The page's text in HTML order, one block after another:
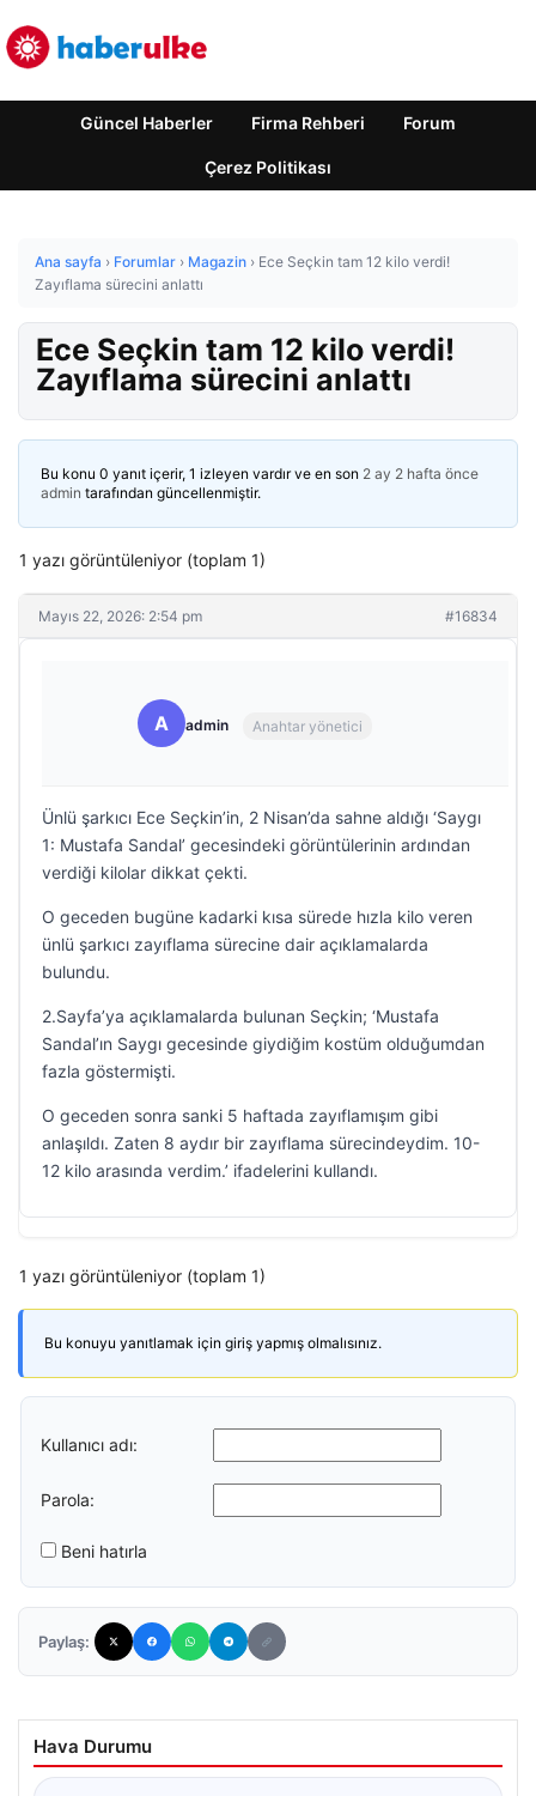
Güncel Haberler Firma Rehberi Forum
Çerez Politikası
Ana sayfa › Forumlar › Magazin › Ece Seçkin tam 12 kilo verdi!
Zayıflama sürecini anlattı
Ece Seçkin tam 12 kilo verdi!
Zayıflama sürecini anlattı
Bu konu 0 yanıt içerir, 1 izleyen vardır ve en son 2 ay 2 hafta önce
admin tarafından güncellenmiştir.
1 yazı görüntüleniyor (toplam 1)
Mayıs 22, 2026: 2:54 pm #16834
A admin Anahtar yönetici
Ünlü şarkıcı Ece Seçkin’in, 2 Nisan’da sahne aldığı ‘Saygı
1: Mustafa Sandal’ gecesindeki görüntülerinin ardından
verdiği kilolar dikkat çekti.
O geceden bugüne kadarki kısa sürede hızla kilo veren
ünlü şarkıcı zayıflama sürecine dair açıklamalarda
bulundu.
2.Sayfa’ya açıklamalarda bulunan Seçkin; ‘Mustafa
Sandal’ın Saygı gecesinde giydiğim kostüm olduğumdan
fazla göstermişti.
O geceden sonra sanki 5 haftada zayıflamışım gibi
anlaşıldı. Zaten 8 aydır bir zayıflama sürecindeydim. 10-
12 kilo arasında verdim.’ ifadelerini kullandı.
1 yazı görüntüleniyor (toplam 1)
Bu konuyu yanıtlamak için giriş yapmış olmalısınız.
Kullanıcı adı:
Parola:
Beni hatırla
Paylaş:
Hava Durumu